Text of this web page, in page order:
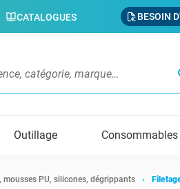
CATALOGUES BESOIN
Outillage Consommables
mousses PU, silicones, dégrippants